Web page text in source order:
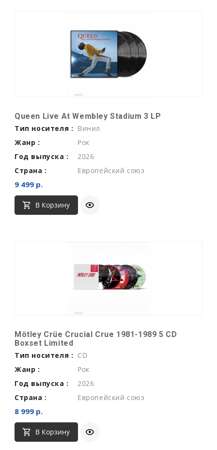
Queen Live At Wembley Stadium 3 LP
Тип носителя : Винил
Жанр :
Рок
Год выпуска :
2026
Страна :
Европейский союз
9 499 р.
В Корзину
Mötley Crüe Crucial Crue 1981-1989 5 CD
Boxset Limited
Тип носителя : CD
Жанр :
Рок
Год выпуска :
2026
Страна :
Европейский союз
8 999 р.
В Корзину